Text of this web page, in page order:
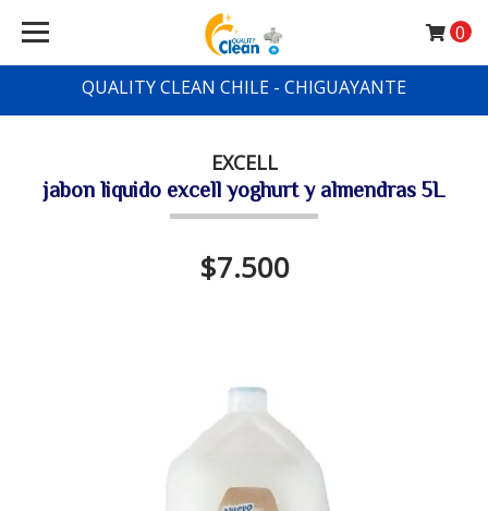
QUALITY CLEAN CHILE - CHIGUAYANTE
0
EXCELL
jabon liquido excell yoghurt y almendras 5L
$7.500